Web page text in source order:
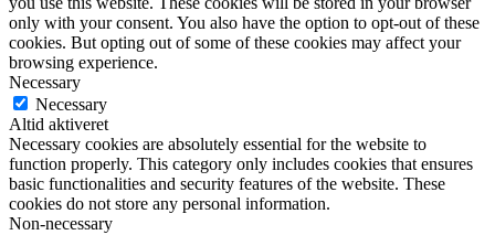
only with your consent. You also have the option to opt-out of these
cookies. But opting out of some of these cookies may affect your
browsing experience.
Necessary
Necessary
Altid aktiveret
Necessary cookies are absolutely essential for the website to
function properly. This category only includes cookies that ensures
basic functionalities and security features of the website. These
cookies do not store any personal information.
Non-necessary